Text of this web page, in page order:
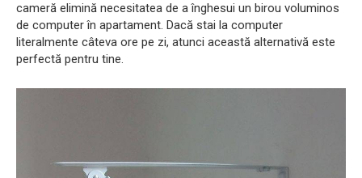
cameră elimină necesitatea de a înghesui un birou voluminos
de computer în apartament. Dacă stai la computer
literalmente câteva ore pe zi, atunci această alternativă este
perfectă pentru tine.